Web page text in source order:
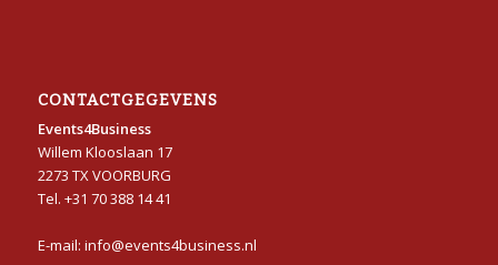
CONTACTGEGEVENS
Events4Business
Willem Klooslaan 17
2273 TX VOORBURG
Tel. +31 70 388 14 41
E-mail: info@events4business.nl